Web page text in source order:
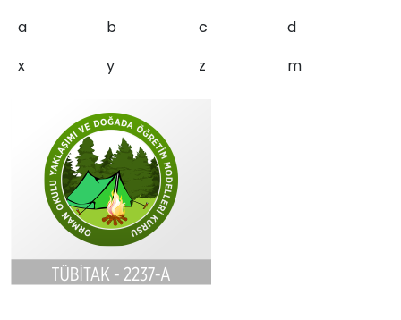
a
b c
d
x
y z m